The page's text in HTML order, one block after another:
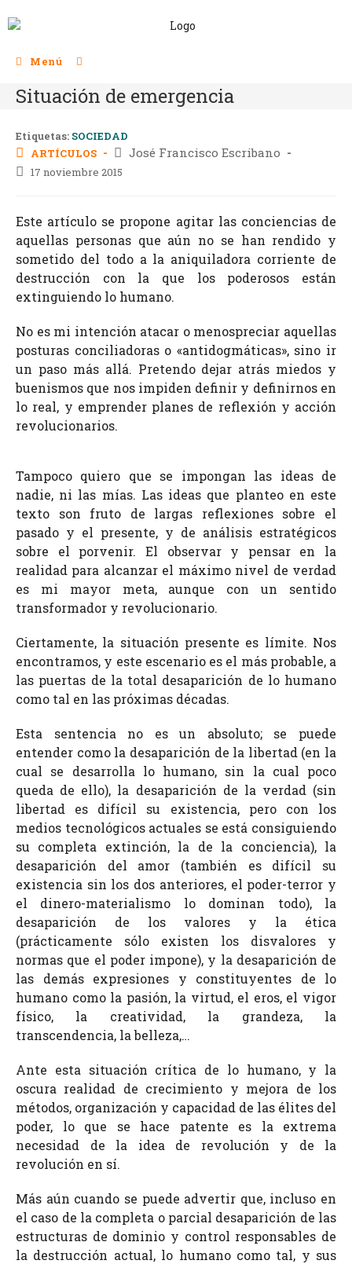
Menú
Situación de emergencia
Etiquetas: SOCIEDAD
ARTÍCULOS
José Francisco Escribano
17 noviembre 2015
Este artículo se propone agitar las conciencias de
aquellas personas que aún no se han rendido y
sometido del todo a la aniquiladora corriente de
destrucción con la que los poderosos están
extinguiendo lo humano.
No es mi intención atacar o menospreciar aquellas
posturas conciliadoras o «antidogmáticas», sino ir
un paso más allá. Pretendo dejar atrás miedos y
buenismos que nos impiden definir y definirnos en
lo real, y emprender planes de reflexión y acción
revolucionarios.
Tampoco quiero que se impongan las ideas de
nadie, ni las mías. Las ideas que planteo en este
texto son fruto de largas reflexiones sobre el
pasado y el presente, y de análisis estratégicos
sobre el porvenir. El observar y pensar en la
realidad para alcanzar el máximo nivel de verdad
es mi mayor meta, aunque con un sentido
transformador y revolucionario.
Ciertamente, la situación presente es límite. Nos
encontramos, y este escenario es el más probable, a
las puertas de la total desaparición de lo humano
como tal en las próximas décadas.
Esta sentencia no es un absoluto; se puede
entender como la desaparición de la libertad (en la
cual se desarrolla lo humano, sin la cual poco
queda de ello), la desaparición de la verdad (sin
libertad es difícil su existencia, pero con los
medios tecnológicos actuales se está consiguiendo
su completa extinción, la de la conciencia), la
desaparición del amor (también es difícil su
existencia sin los dos anteriores, el poder-terror y
el dinero-materialismo lo dominan todo), la
desaparición de los valores y la ética
(prácticamente sólo existen los disvalores y
normas que el poder impone), y la desaparición de
las demás expresiones y constituyentes de lo
humano como la pasión, la virtud, el eros, el vigor
físico, la creatividad, la grandeza, la
transcendencia, la belleza,…
Ante esta situación crítica de lo humano, y la
oscura realidad de crecimiento y mejora de los
métodos, organización y capacidad de las élites del
poder, lo que se hace patente es la extrema
necesidad de la idea de revolución y de la
revolución en sí.
Más aún cuando se puede advertir que, incluso en
el caso de la completa o parcial desaparición de las
estructuras de dominio y control responsables de
la destrucción actual, lo humano como tal, y sus